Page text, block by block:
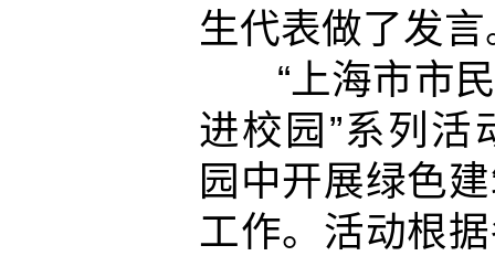
生代表做了发言
“上海市市
进校园”系列活
园中开展绿色
工作。活动根